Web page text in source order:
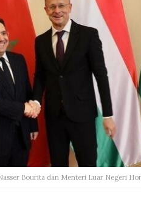
Bourita dan Menteri Luar Negeri